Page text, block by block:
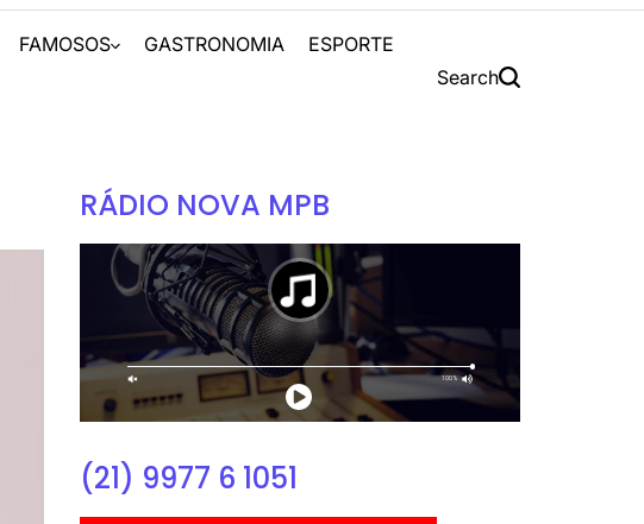
FAMOSOS GASTRONOMIA ESPORTE
Search
RÁDIO NOVA MPB
(21) 9977 6 1051